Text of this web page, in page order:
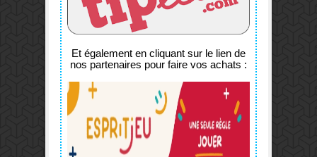
Et également en cliquant sur le lien de
nos partenaires pour faire vos achats :